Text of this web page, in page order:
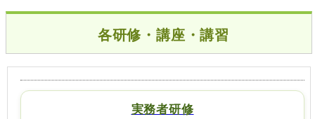
各研修・講座・講習
実務者研修